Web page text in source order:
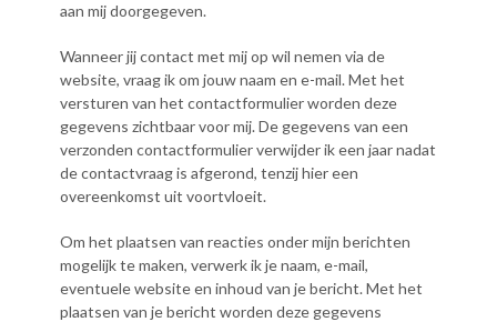
aan mij doorgegeven.
Wanneer jij contact met mij op wil nemen via de
website, vraag ik om jouw naam en e-mail. Met het
versturen van het contactformulier worden deze
gegevens zichtbaar voor mij. De gegevens van een
verzonden contactformulier verwijder ik een jaar nadat
de contactvraag is afgerond, tenzij hier een
overeenkomst uit voortvloeit.
Om het plaatsen van reacties onder mijn berichten
mogelijk te maken, verwerk ik je naam, e-mail,
eventuele website en inhoud van je bericht. Met het
plaatsen van je bericht worden deze gegevens